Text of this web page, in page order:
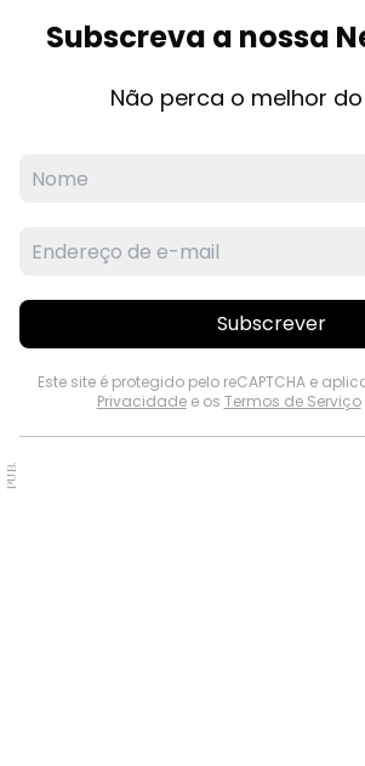
Subscreva a nossa
Não perca o melhor
Subscrever
Este site é protegido pelo reCAPTCHA e
Privacidadee os Termos de Serviço
PUB.